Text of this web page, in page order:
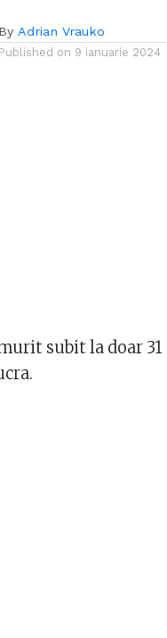
By Adrian Vrauko
Published on 9 ianuarie 2024
subit la doar